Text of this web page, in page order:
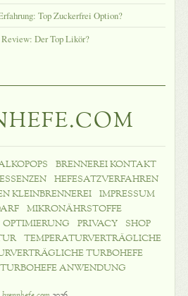
Top Zuckerfrei Option?
Der Top Likör?
BRENNEREI KONTAKT
ESSENZEN
HEFESATZVERFAHREN
KLEINBRENNEREI
IMPRESSUM
MIKRONÄHRSTOFFE
OPTIMIERUNG PRIVACY
SHOP
TEMPERATURVERTRÄGLICHE
TURBOHEFE
TURBOHEFE ANWENDUNG